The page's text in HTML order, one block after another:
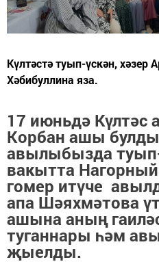
Күлтәстә туып-үскән, хәзер
Хәбибуллина яза.
17 июньдә
Корбан ашы
авылыбызда туып-
вакытта
гомер итүче
апа Шәяхмәтова
ашына аның
туганнары һәм
җыелды.